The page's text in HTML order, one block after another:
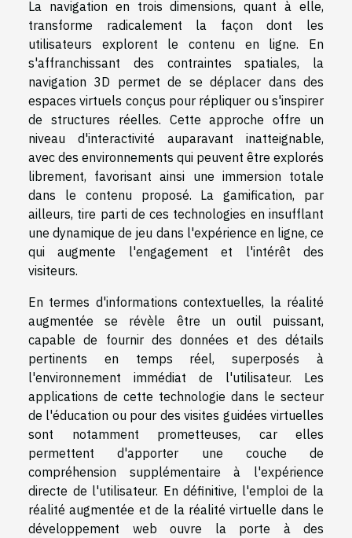
La navigation en trois dimensions, quant à elle,
transforme radicalement la façon dont les
utilisateurs explorent le contenu en ligne. En
s'affranchissant des contraintes spatiales, la
navigation 3D permet de se déplacer dans des
espaces virtuels conçus pour répliquer ou s'inspirer
de structures réelles. Cette approche offre un
niveau d'interactivité auparavant inatteignable,
avec des environnements qui peuvent être explorés
librement, favorisant ainsi une immersion totale
dans le contenu proposé. La gamification, par
ailleurs, tire parti de ces technologies en insufflant
une dynamique de jeu dans l'expérience en ligne, ce
qui augmente l'engagement et l'intérêt des
visiteurs.
En termes d'informations contextuelles, la réalité
augmentée se révèle être un outil puissant,
capable de fournir des données et des détails
pertinents en temps réel, superposés à
l'environnement immédiat de l'utilisateur. Les
applications de cette technologie dans le secteur
de l'éducation ou pour des visites guidées virtuelles
sont notamment prometteuses, car elles
permettent d'apporter une couche de
compréhension supplémentaire à l'expérience
directe de l'utilisateur. En définitive, l'emploi de la
réalité augmentée et de la réalité virtuelle dans le
développement web ouvre la porte à des